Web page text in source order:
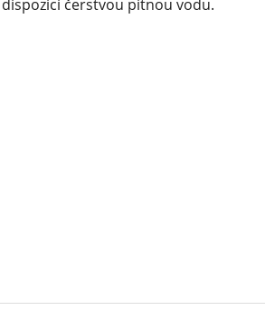
čerstvou pitnou vodu.